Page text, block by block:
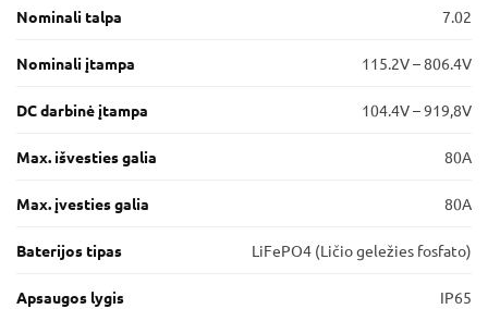
Nominali talpa 7.02
Nominali įtampa 115.2V – 806.4V
DC darbinė įtampa 104.4V – 919,8V
Max. išvesties galia 80A
Max. įvesties galia 80A
Baterijos tipas LiFePO4 (Ličio geležies fosfato)
Apsaugos lygis IP65